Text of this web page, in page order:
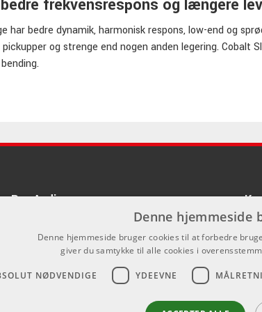
frekvensrespons og længere
har bedre dynamik, harmonisk respons, low-end og
og strenge end nogen anden legering. Cobalt
er der et Cobalt Slinky sæt til dig og din spillestil. Fra
- find din favorit og nyd færre strengeskift og generel
Pro Audio
Denne hjemmeside
Denne hjemmeside bruger cookies til at forbedre
giver du samtykke til alle cookies i
NØDVENDIGE YDEEVNE